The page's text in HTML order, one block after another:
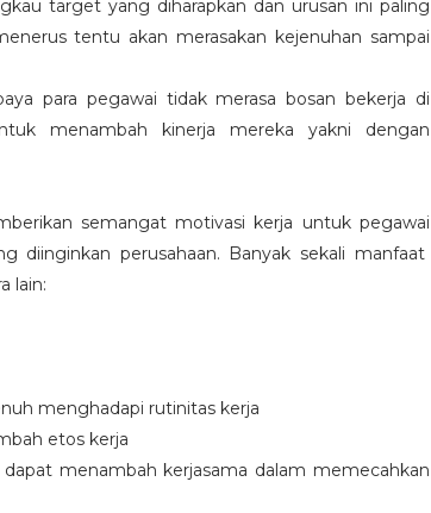
target yang diharapkan dan urusan ini paling
tentu akan merasakan kejenuhan sampai
para pegawai tidak merasa bosan bekerja di
menambah kinerja mereka yakni dengan
semangat motivasi kerja untuk pegawai
diinginkan perusahaan. Banyak sekali manfaat
lain:
menghadapi rutinitas kerja
etos kerja
menambah kerjasama dalam memecahkan